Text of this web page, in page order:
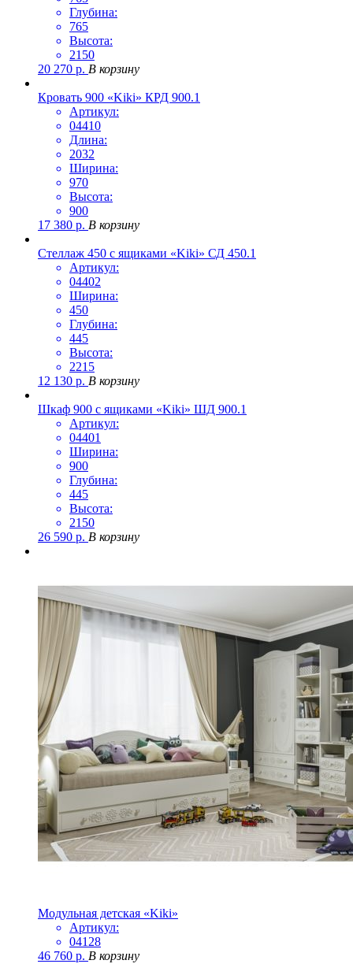
Глубина:
765
Высота:
2150
20 270 р. В корзину
Кровать 900 «Kiki» КРД 900.1
Артикул:
04410
Длина:
2032
Ширина:
970
Высота:
900
17 380 р. В корзину
Стеллаж 450 с ящиками «Kiki» СД 450.1
Артикул:
04402
Ширина:
450
Глубина:
445
Высота:
2215
12 130 р. В корзину
Шкаф 900 с ящиками «Kiki» ШД 900.1
Артикул:
04401
Ширина:
900
Глубина:
445
Высота:
2150
26 590 р. В корзину
Модульная детская «Kiki»
Артикул:
04128
46 760 р. В корзину